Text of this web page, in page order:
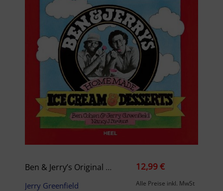
Ben & Jerry’s Original Eiscreme & Dessert
Jerry Greenfield
12,99 €
Alle Preise inkl. MwSt